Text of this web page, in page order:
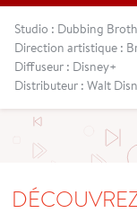
Studio : Dubbing
Direction artistique :
Diffuseur : Disney+
Distributeur : Walt